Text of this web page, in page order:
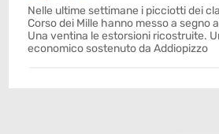
Nelle ultime settimane i picciotti dei
Corso dei Mille hanno messo a segno
Una ventina le estorsioni ricostruite.
economico sostenuto da Addiopizzo